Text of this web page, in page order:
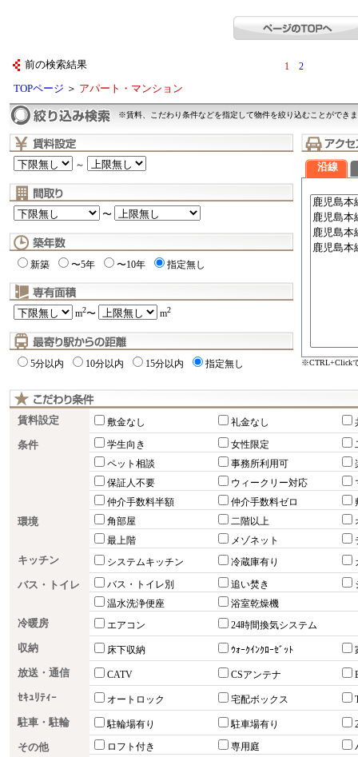
前の検索結果 1 2
TOPページ ＞ アパート・マンション
※賃料、こだわり条件などを指定して物件を絞り込むことができ
～
〜
新築 〜5年 〜10年 指定無し
m2〜 m2
5分以内 10分以内 15分以内 指定無し
沿線
※CTRL+Click
賃料設定 敷金なし 礼金なし
条件 学生向き 女性限定
ペット相談
事務所利用可
保証人不要
ウィークリー対応
仲介手数料半額
仲介手数料ゼロ
環境 角部屋 二階以上
最上階
メゾネット
キッチン システムキッチン 冷蔵庫有り
バス・トイレ バス・トイレ別 追い焚き
温水洗浄便座
浴室乾燥機
冷暖房 エアコン 24時間換気システム
収納 床下収納 ｳｫｰｸｲﾝｸﾛｰｾﾞｯﾄ
放送・通信 CATV CSアンテナ
ｾｷｭﾘﾃｨｰ オートロック 宅配ボックス
駐車・駐輪 駐輪場有り 駐車場有り
その他 ロフト付き 専用庭